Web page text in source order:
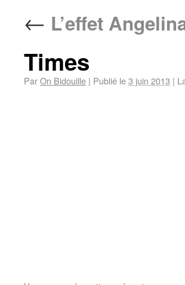
← L’effet
Times
ParOn Bidouille | Publié le3 juin 2013 |